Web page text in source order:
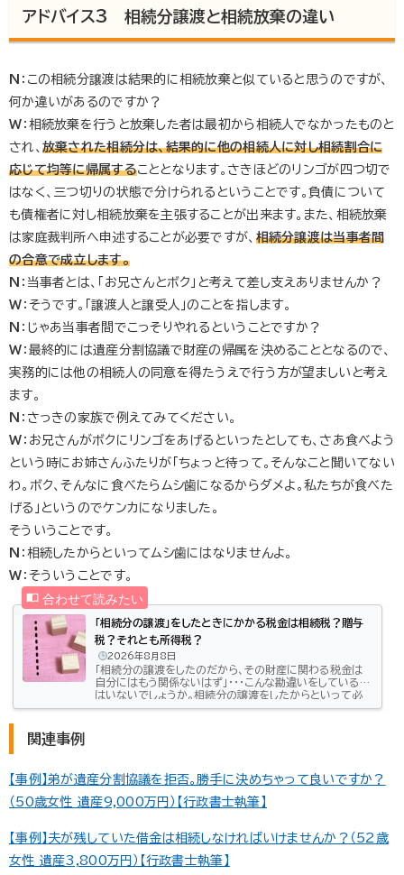
アドバイス3 相続分譲渡と相続放棄の違い
N ：この相続分譲渡は結果的に相続放棄と似ていると思うのですが、
何か違いがあるのですか？
W ：相続放棄を行うと放棄した者は最初から相続人でなかったものと
され、 放棄された相続分は、結果的に他の相続人に対し相続割合に
応じて均等に帰属することとなります。さきほどのリンゴが四つ切で
はなく、三つ切りの状態で分けられるということです。負債について
も債権者に対し相続放棄を主張することが出来ます。また、相続放棄
は家庭裁判所へ申述することが必要ですが、 相続分譲渡は当事者間
の合意で成立します。
N ：当事者とは、「お兄さんとボク」と考えて差し支えありませんか？
W ：そうです。「譲渡人と譲受人」のことを指します。
N ：じゃあ当事者間でこっそりやれるということですか？
W ：最終的には遺産分割協議で財産の帰属を決めることとなるので、
実務的には他の相続人の同意を得たうえで行う方が望ましいと考え
ます。
N ：さっきの家族で例えてみてください。
W ：お兄さんがボクにリンゴをあげるといったとしても、さあ食べよう
という時にお姉さんふたりが「ちょっと待って。そんなこと聞いてない
わ。ボク、そんなに食べたらムシ歯になるからダメよ。私たちが食べた
げる」というのでケンカになりました。
そういうことです。
N ：相続したからといってムシ歯にはなりませんよ。
W ：そういうことです。
「相続分の譲渡」をしたときにかかる税金は相続税？贈与
税？それとも所得税？
2026年8月8日
「相続分の譲渡をしたのだから、その財産に関わる税金は
自分にはもう関係ないはず」・・・こんな勘違いをしている方
はいないでしょうか。相続分の譲渡をしたからといって必
ずしもその譲渡した相続分の税金を支払わなくてもよくな
譲渡による税金の考え方について説明します。是非参考に
してください。相続分...
関連事例
【事例】弟が遺産分割協議を拒否。勝手に決めちゃって良いですか？
（50歳女性 遺産9,000万円）【行政書士執筆】
【事例】夫が残していた借金は相続しなければいけませんか？（52歳
女性 遺産3,800万円）【行政書士執筆】